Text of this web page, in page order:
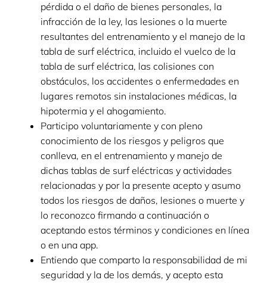
pérdida o el daño de bienes personales, la
infracción de la ley, las lesiones o la muerte
resultantes del entrenamiento y el manejo de la
tabla de surf eléctrica, incluido el vuelco de la
tabla de surf eléctrica, las colisiones con
obstáculos, los accidentes o enfermedades en
lugares remotos sin instalaciones médicas, la
hipotermia y el ahogamiento.
Participo voluntariamente y con pleno
conocimiento de los riesgos y peligros que
conlleva, en el entrenamiento y manejo de
dichas tablas de surf eléctricas y actividades
relacionadas y por la presente acepto y asumo
todos los riesgos de daños, lesiones o muerte y
lo reconozco firmando a continuación o
aceptando estos términos y condiciones en línea
o en una app.
Entiendo que comparto la responsabilidad de mi
seguridad y la de los demás, y acepto esta